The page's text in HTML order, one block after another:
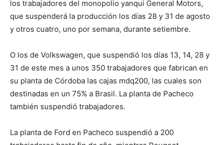
los trabajadores del monopolio yanqui General Motors,
que suspenderá la producción los días 28 y 31 de agosto
y otros cuatro, uno por semana, durante setiembre.
O los de Volkswagen, que suspendió los días 13, 14, 28 y
31 de este mes a unos 350 trabajadores que fabrican en
su planta de Córdoba las cajas mdq200, las cuales son
destinadas en un 75% a Brasil. La planta de Pacheco
también suspendió trabajadores.
La planta de Ford en Pacheco suspendió a 200